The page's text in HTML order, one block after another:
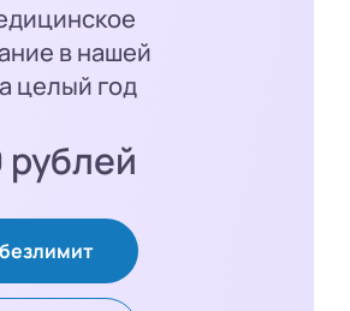
в нашей
целый год